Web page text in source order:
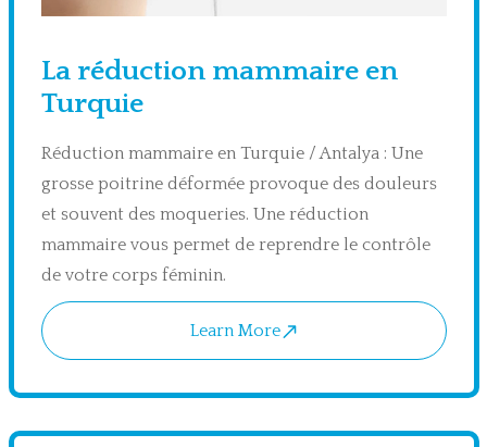
La réduction mammaire en
Turquie
Réduction mammaire en Turquie / Antalya : Une
grosse poitrine déformée provoque des douleurs
et souvent des moqueries. Une réduction
mammaire vous permet de reprendre le contrôle
de votre corps féminin.
Learn More